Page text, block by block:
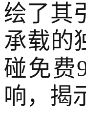
绘了其
承载的
碰免费
响，揭